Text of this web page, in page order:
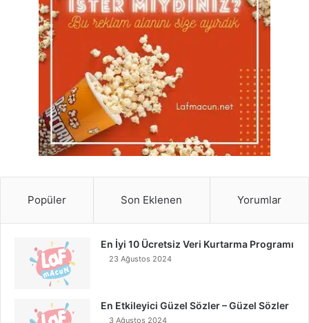
Popüler Son Eklenen Yorumlar
En İyi 10 Ücretsiz Veri Kurtarma Programı
23 Ağustos 2024
En Etkileyici Güzel Sözler – Güzel Sözler
3 Ağustos 2024